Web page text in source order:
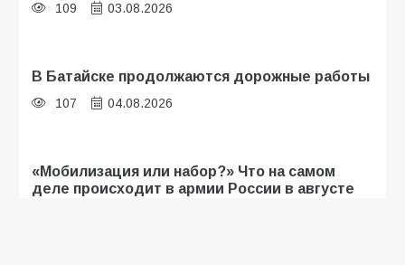
109 03.08.2026
В Батайске продолжаются дорожные работы
107 04.08.2026
«Мобилизация или набор?» Что на самом
деле происходит в армии России в августе